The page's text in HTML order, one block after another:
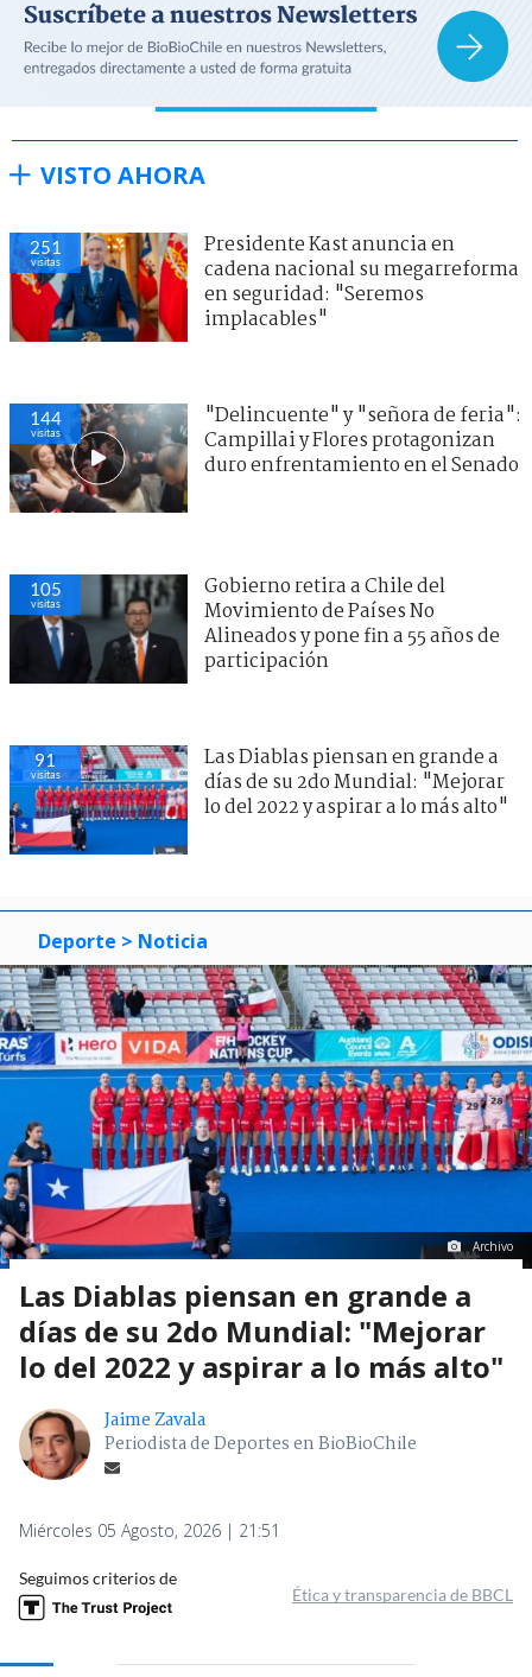
VISTO AHORA
251
visitas
Presidente Kast anuncia en
cadena nacional su megarreforma
en seguridad: "Seremos
implacables"
144
visitas
"Delincuente" y "señora de feria":
Campillai y Flores protagonizan
duro enfrentamiento en el Senado
105
visitas
Gobierno retira a Chile del
Movimiento de Países No
Alineados y pone fin a 55 años de
participación
91
visitas
Las Diablas piensan en grande a
días de su 2do Mundial: "Mejorar
lo del 2022 y aspirar a lo más alto"
Deporte > Noticia
Archivo
Las Diablas piensan en grande a
días de su 2do Mundial: "Mejorar
lo del 2022 y aspirar a lo más alto"
Jaime Zavala
Periodista de Deportes en BioBioChile
Miércoles 05 Agosto, 2026 | 21:51
Seguimos criterios de
Ética y transparencia de BBCL